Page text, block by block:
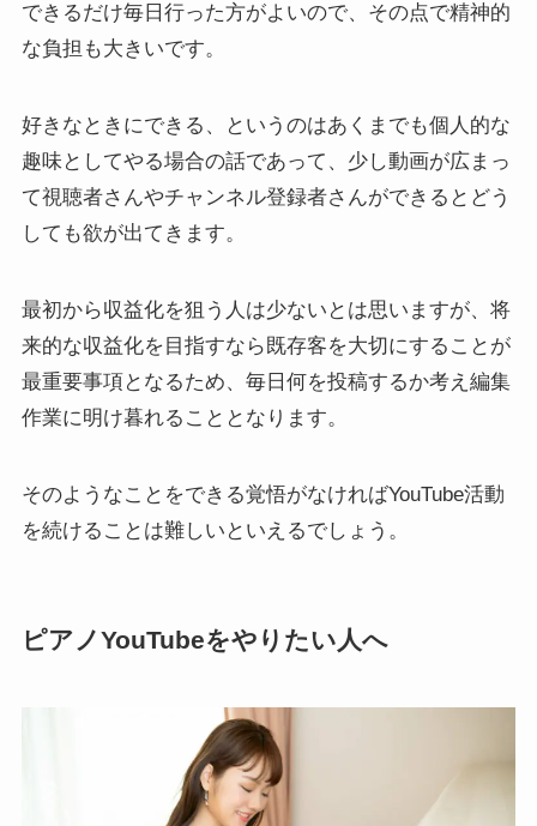
できるだけ毎日行った方がよいので、その点で精神的
な負担も大きいです。
好きなときにできる、というのはあくまでも個人的な
趣味としてやる場合の話であって、少し動画が広まっ
て視聴者さんやチャンネル登録者さんができるとどう
しても欲が出てきます。
最初から収益化を狙う人は少ないとは思いますが、将
来的な収益化を目指すなら既存客を大切にすることが
最重要事項となるため、毎日何を投稿するか考え編集
作業に明け暮れることとなります。
そのようなことをできる覚悟がなければYouTube活動
を続けることは難しいといえるでしょう。
ピアノYouTubeをやりたい人へ